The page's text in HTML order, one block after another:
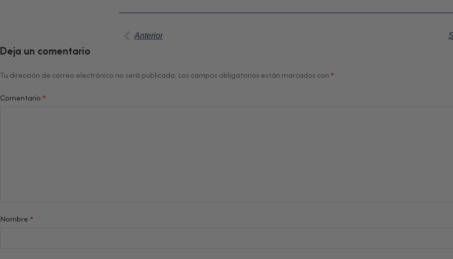
Anterior
Deja un comentario
Tu dirección de correo electrónico no será publicada. Los campos obligatorios están marcados con*
Comentario*
Nombre*